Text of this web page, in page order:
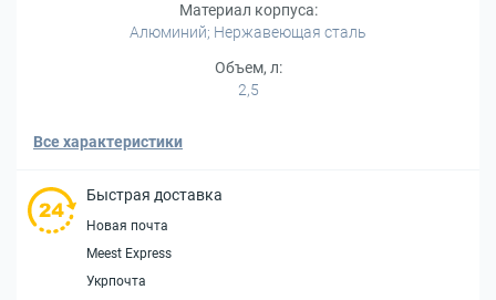
Материал корпуса:
Алюминий; Нержавеющая сталь
Объем, л:
2,5
Все характеристики
Быстрая доставка
Новая почта
Meest Express
Укрпочта